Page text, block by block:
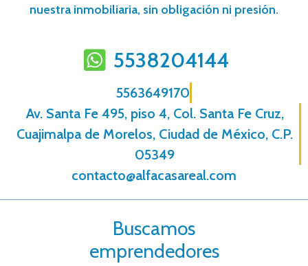
nuestra inmobiliaria, sin obligación ni presión.
5538204144
5563649170
Av. Santa Fe 495, piso 4, Col. Santa Fe Cruz,
Cuajimalpa de Morelos, Ciudad de México, C.P.
05349
contacto@alfacasareal.com
Buscamos
emprendedores